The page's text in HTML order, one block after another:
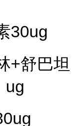
30ug
+舒巴坦
ug